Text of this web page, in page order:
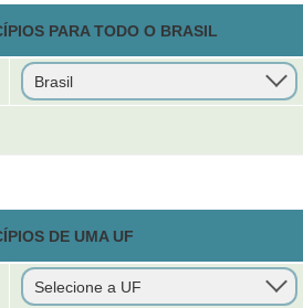
PARA TODO O BRASIL
DE UMA UF